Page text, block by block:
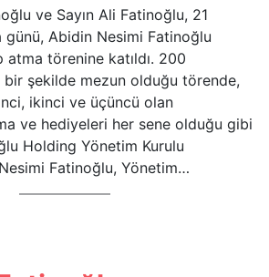
ve Sayın Ali Fatinoğlu, 21
günü, Abidin Nesimi Fatinoğlu
törenine katıldı. 200
bir şekilde mezun olduğu törende,
ikinci ve üçüncü olan
ve hediyeleri her sene olduğu gibi
Holding Yönetim Kurulu
Nesimi Fatinoğlu, Yönetim…